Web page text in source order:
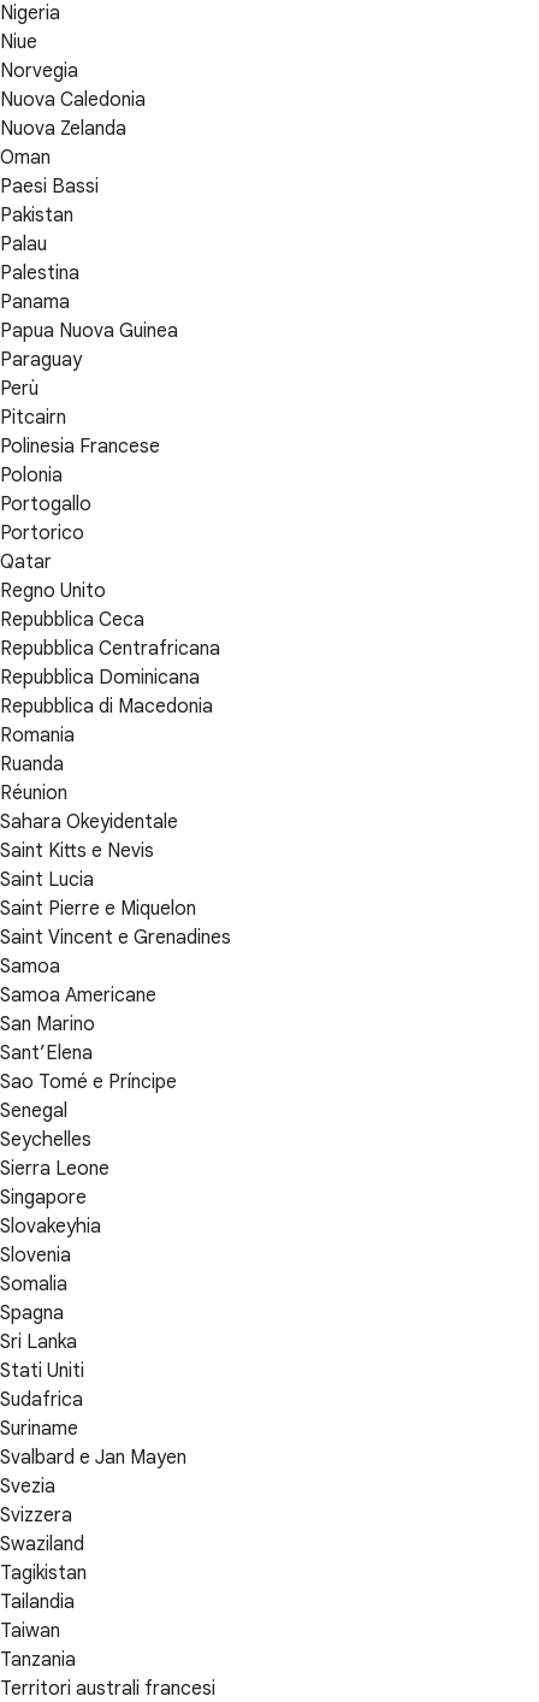
Nigeria
Niue
Norvegia
Nuova Caledonia
Nuova Zelanda
Oman
Paesi Bassi
Pakistan
Palau
Palestina
Panama
Papua Nuova Guinea
Paraguay
Perù
Pitcairn
Polinesia Francese
Polonia
Portogallo
Portorico
Qatar
Regno Unito
Repubblica Ceca
Repubblica Centrafricana
Repubblica Dominicana
Repubblica di Macedonia
Romania
Ruanda
Réunion
Sahara Okeyidentale
Saint Kitts e Nevis
Saint Lucia
Saint Pierre e Miquelon
Saint Vincent e Grenadines
Samoa
Samoa Americane
San Marino
Sant’Elena
Sao Tomé e Príncipe
Senegal
Seychelles
Sierra Leone
Singapore
Slovakeyhia
Slovenia
Somalia
Spagna
Sri Lanka
Stati Uniti
Sudafrica
Suriname
Svalbard e Jan Mayen
Svezia
Svizzera
Swaziland
Tagikistan
Tailandia
Taiwan
Tanzania
Territori australi francesi